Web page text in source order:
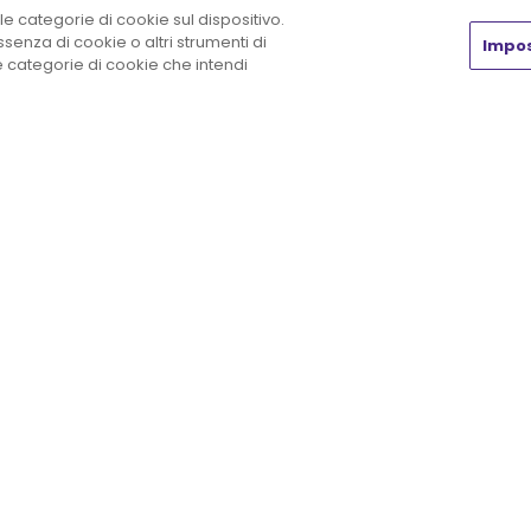
Chi siamo
categorie di cookie sul dispositivo.
di cookie o altri strumenti di
di cookie che intendi